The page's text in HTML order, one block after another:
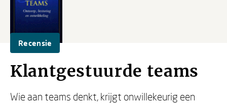
Recensie
Klantgestuurde teams
Wie aan teams denkt, krijgt onwillekeurig een